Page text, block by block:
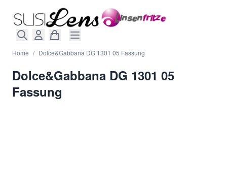
Home / Dolce&Gabbana DG 1301 05 Fassung
Dolce&Gabbana DG 1301 05
Fassung